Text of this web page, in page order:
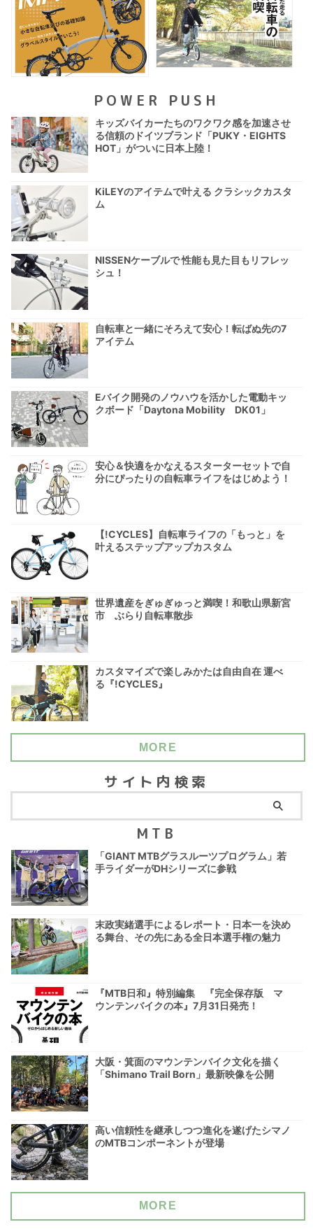
POWER PUSH
キッズバイカーたちのワクワク感を加速させ
る信頼のドイツブランド「PUKY・EIGHTS
HOT」がついに日本上陸！
KiLEYのアイテムで叶える クラシックカスタ
ム
NISSENケーブルで 性能も見た目もリフレッ
シュ！
自転車と一緒にそろえて安心！転ばぬ先の7
アイテム
Eバイク開発のノウハウを活かした電動キッ
クボード「Daytona Mobility DK01」
安心＆快適をかなえるスターターセットで自
分にぴったりの自転車ライフをはじめよう！
【!CYCLES】自転車ライフの「もっと」を
叶えるステップアップカスタム
世界遺産をぎゅぎゅっと満喫！和歌山県新宮
市 ぶらり自転車散歩
カスタマイズで楽しみかたは自由自在 運べ
る『!CYCLES』
MORE
サイト内検索
MTB
「GIANT MTBグラスルーツプログラム」若
手ライダーがDHシリーズに参戦
末政実緒選手によるレポート・日本一を決め
る舞台、その先にある全日本選手権の魅力
『MTB日和』特別編集 『完全保存版 マ
ウンテンバイクの本』7月31日発売！
大阪・箕面のマウンテンバイク文化を描く
「Shimano Trail Born」最新映像を公開
高い信頼性を継承しつつ進化を遂げたシマノ
のMTBコンポーネントが登場
MORE